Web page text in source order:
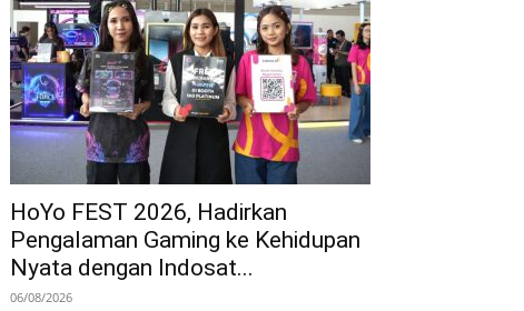
HoYo FEST 2026, Hadirkan
Pengalaman Gaming ke Kehidupan
Nyata dengan Indosat...
06/08/2026